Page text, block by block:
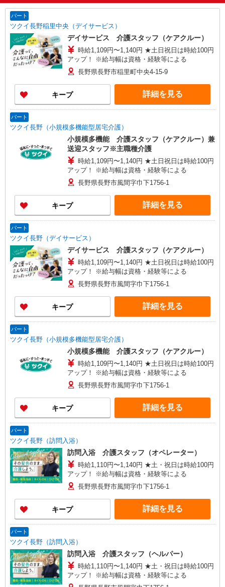
掲載期間終了
パート
ツクイ長野稲里中央（デイサービス）
デイサービス 介護スタッフ（ケアクルー）
時給1,109円〜1,140円 ★土日祝日は時給100円
アップ！ ※給与幅は資格・経験等による
長野県長野市稲里町中央4-15-9
キープ 詳細を見る
パート
ツクイ長野（小規模多機能型居宅介護）
小規模多機能 介護スタッフ（ケアクルー）兼
送迎スタッフ※主職種介護
時給1,109円〜1,140円 ★土日祝日は時給100円
アップ！ ※給与幅は資格・経験等による
長野県長野市風間字巾下1756-1
キープ 詳細を見る
パート
ツクイ長野（デイサービス）
デイサービス 介護スタッフ（ケアクルー）
時給1,109円〜1,140円 ★土日祝日は時給100円
アップ！ ※給与幅は資格・経験等による
長野県長野市風間字巾下1756-1
キープ 詳細を見る
パート
ツクイ長野（小規模多機能型居宅介護）
小規模多機能 介護スタッフ（ケアクルー）
時給1,109円〜1,140円 ★土日祝日は時給100円
アップ！ ※給与幅は資格・経験等による
長野県長野市風間字巾下1756-1
キープ 詳細を見る
パート
ツクイ長野（訪問入浴）
訪問入浴 介護スタッフ（オペレーター）
時給1,110円〜1,140円 ★土・祝日は時給100円
アップ！ ※給与幅は資格・経験等による
長野県長野市風間字巾下1756-1
キープ 詳細を見る
パート
ツクイ長野（訪問入浴）
訪問入浴 介護スタッフ（ヘルパー）
時給1,110円〜1,140円 ★土・祝日は時給100円
アップ！ ※給与幅は資格・経験等による